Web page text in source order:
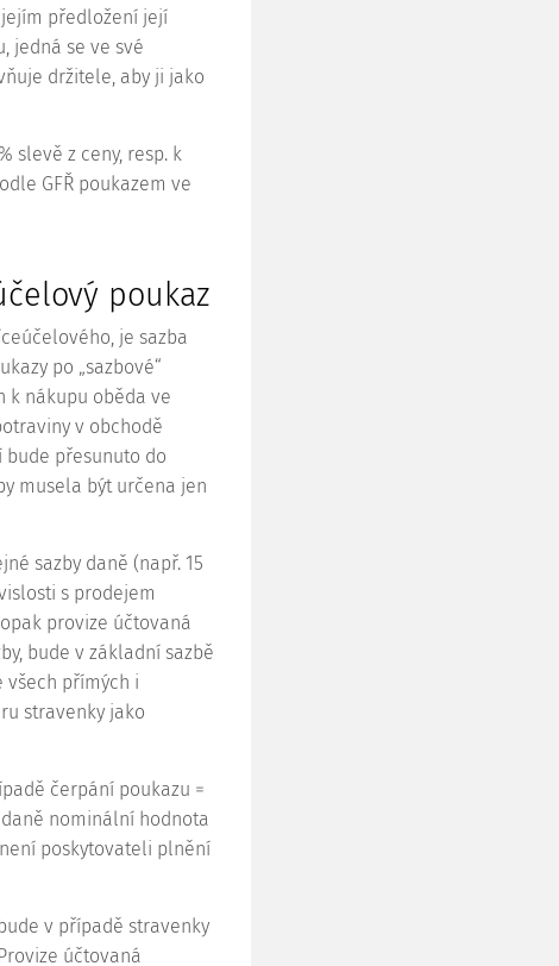
předložení její
jedná se ve své
držitele, aby ji jako
slevě z ceny, resp. k
GFŘ poukazem ve
poukaz
je sazba
po „sazbové“
k nákupu oběda ve
v obchodě
bude přesunuto do
musela být určena jen
sazby daně (např. 15
s prodejem
provize účtovaná
bude v základní sazbě
všech přímých i
stravenky jako
čerpání poukazu =
nominální hodnota
poskytovateli plnění
v případě stravenky
účtovaná